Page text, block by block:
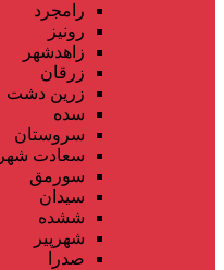
رامجرد
رونیز
زاهدشهر
زرقان
زرین دشت
سده
سروستان
سعادت شهر
سورمق
سیدان
ششده
شهرپیر
صدرا